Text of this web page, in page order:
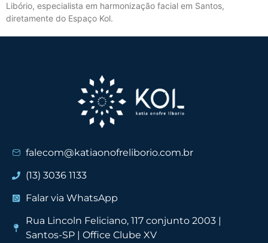
Libório, especialista em harmonização facial em Santos,
diretamente do Espaço Kol.
falecom@katiaonofreliborio.com.br
(13) 3036 1133
Falar via WhatsApp
Rua Lincoln Feliciano, 117 conjunto 2003 |
Santos-SP | Office Clube XV